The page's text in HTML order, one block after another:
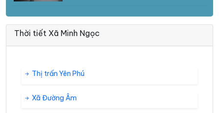
Thời tiết Xã Minh Ngọc
Thị trấn Yên Phú
Xã Đường Âm